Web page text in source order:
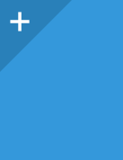
Sidebar